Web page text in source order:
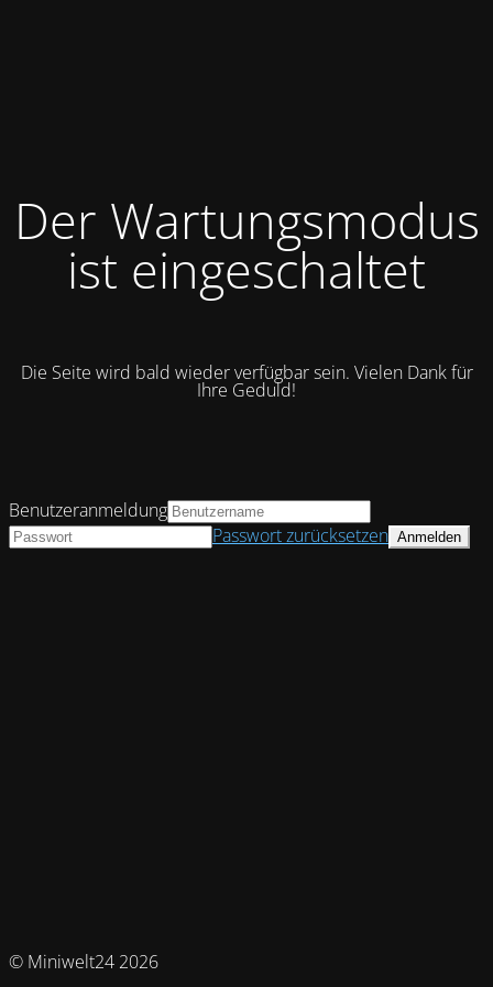
Der Wartungsmodus
ist eingeschaltet
Die Seite wird bald wieder verfügbar sein. Vielen Dank für
Ihre Geduld!
© Miniwelt24 2026
Benutzeranmeldung
Passwort zurücksetzen